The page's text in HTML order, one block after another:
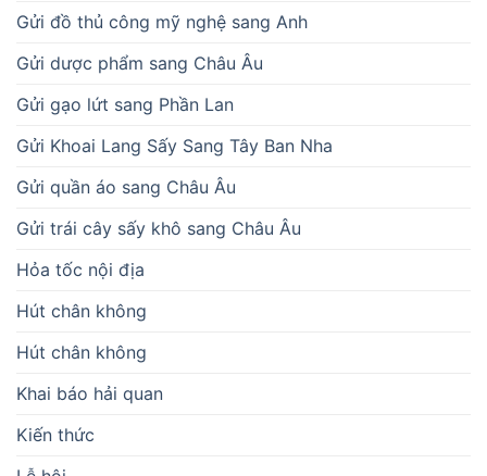
Gửi đồ thủ công mỹ nghệ sang Anh
Gửi dược phẩm sang Châu Âu
Gửi gạo lứt sang Phần Lan
Gửi Khoai Lang Sấy Sang Tây Ban Nha
Gửi quần áo sang Châu Âu
Gửi trái cây sấy khô sang Châu Âu
Hỏa tốc nội địa
Hút chân không
Hút chân không
Khai báo hải quan
Kiến thức